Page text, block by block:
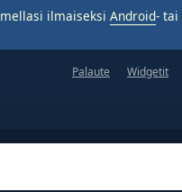
ilmaiseksi Android- tai
Palaute Widgetit